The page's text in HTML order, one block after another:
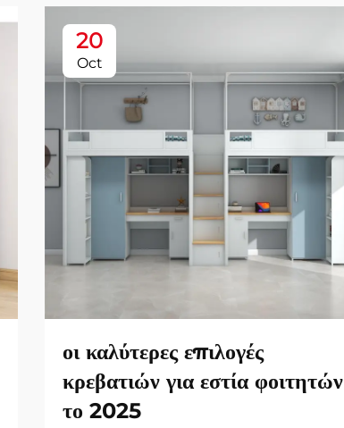
20
Oct
οι καλύτερες επιλογές
κρεβατιών για εστία φοιτητών
το 2025